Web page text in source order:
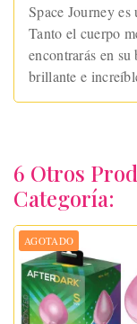
Space Journey
Tanto el cuerpo
encontrarás en
brillante e
6 Otros
Categoría:
AGOTADO